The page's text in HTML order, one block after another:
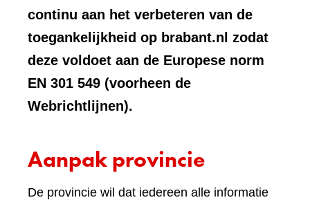
continu aan het verbeteren van de
toegankelijkheid op brabant.nl zodat
deze voldoet aan de Europese norm
EN 301 549 (voorheen de
Webrichtlijnen).
Aanpak provincie
De provincie wil dat iedereen alle informatie